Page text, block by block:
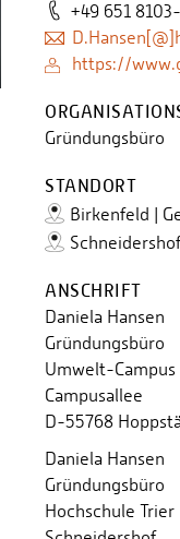
+49 651
https://
Gründungsbüro
STANDORT
Birkenfeld |
ANSCHRIFT
Daniela Hansen
Gründungsbüro
Umwelt-
Campusallee
D-55768
Daniela Hansen
Gründungsbüro
Hochschule Trier